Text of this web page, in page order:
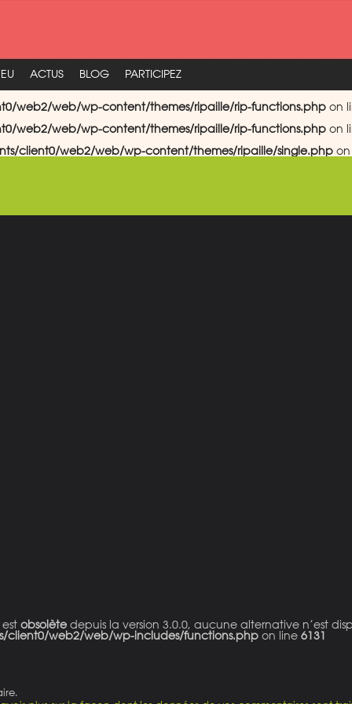
ACTUS BLOG PARTICIPEZ
web2/web/wp-content/themes/ripaille/rip-functions.php on
web2/web/wp-content/themes/ripaille/rip-functions.php on
client0/web2/web/wp-content/themes/ripaille/single.php
obsolète depuis la version 3.0.0, aucune alternative n’est
client0/web2/web/wp-includes/functions.php on line 6131